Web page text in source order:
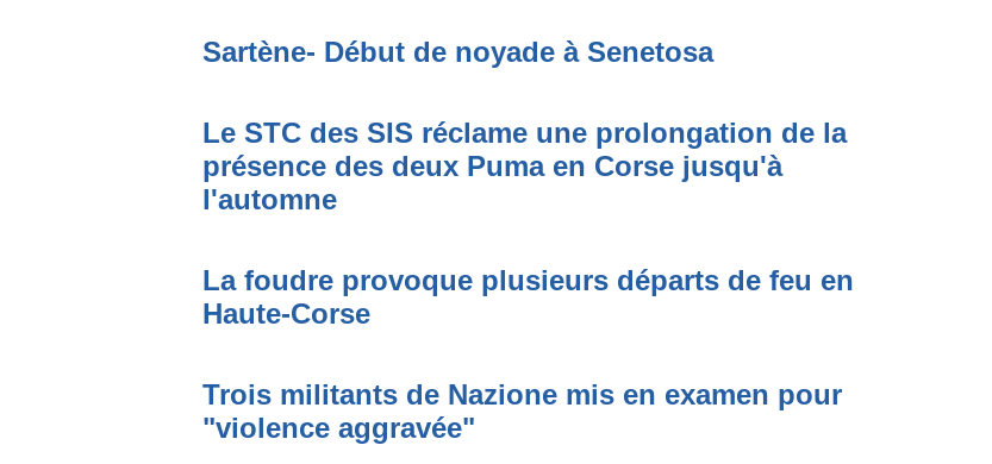
Sartène- Début de noyade à Senetosa
Le STC des SIS réclame une prolongation de la
présence des deux Puma en Corse jusqu'à
l'automne
La foudre provoque plusieurs départs de feu en
Haute-Corse
Trois militants de Nazione mis en examen pour
"violence aggravée"